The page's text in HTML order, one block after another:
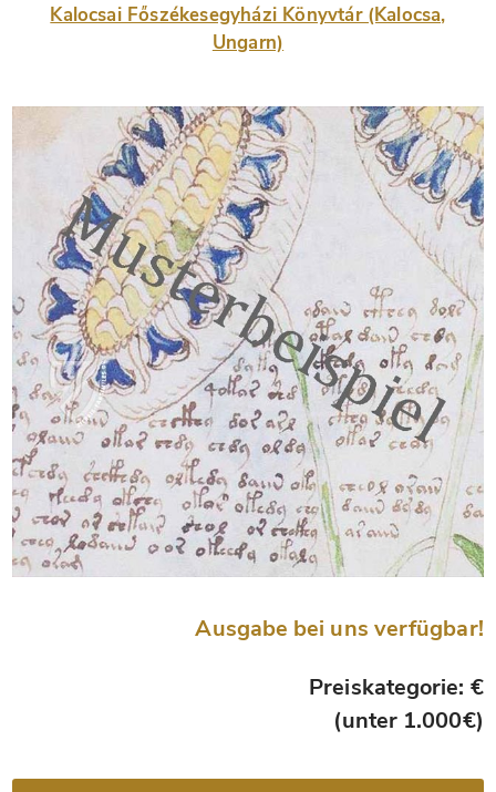
Kalocsai Főszékesegyházi Könyvtár (Kalocsa,
Ungarn)
Ausgabe bei uns verfügbar!
Preiskategorie: €
(unter 1.000€)